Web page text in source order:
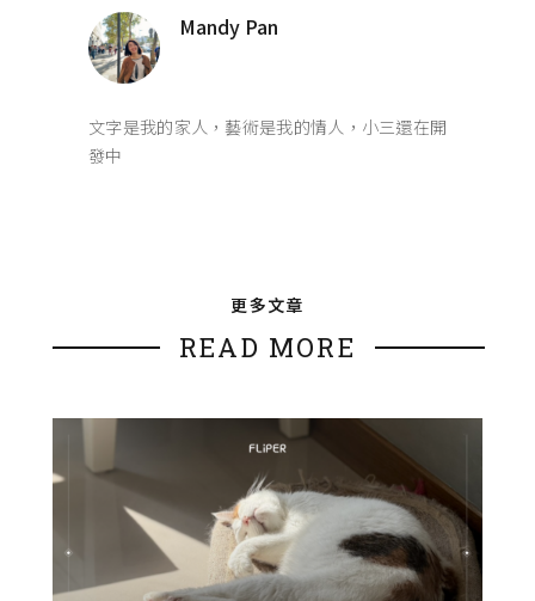
Mandy Pan
文字是我的家人，藝術是我的情人，小三還在開
發中
更多文章
READ MORE